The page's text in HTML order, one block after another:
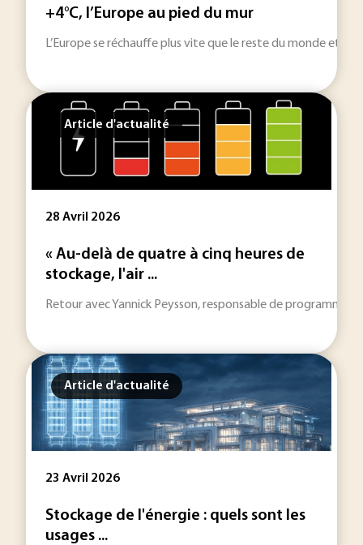
+4°C, l’Europe au pied du mur
L’Europe se réchauffe plus vite que le reste du monde et
Article d'actualité
28 Avril 2026
« Au-delà de quatre à cinq heures de
stockage, l'air ...
Retour avec Yannick Peysson, responsable de
Article d'actualité
23 Avril 2026
Stockage de l'énergie : quels sont les
usages ...